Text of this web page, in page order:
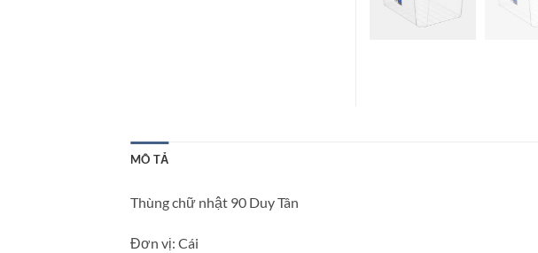
MÔ TẢ
Thùng chữ nhật 90 Duy Tân
Đơn vị: Cái